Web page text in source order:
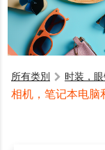
所有类別 时装，
相机，笔记本电脑